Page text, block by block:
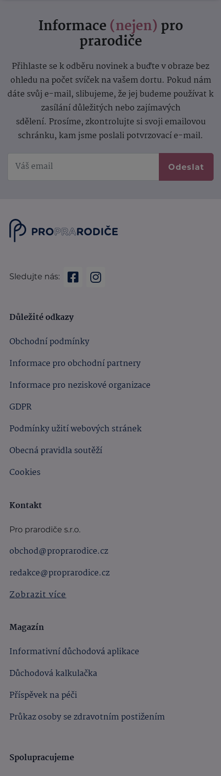
Informace (nejen) pro
prarodiče
Přihlaste se k odběru novinek a buďte v obraze bez
ohledu na počet svíček na vašem dortu. Pokud nám
dáte svůj e-mail, slibujeme, že jej budeme používat k
zasílání důležitých nebo zajímavých
sdělení. Prosíme, zkontrolujte si svoji emailovou
schránku, kam jsme poslali potvrzovací e-mail.
Odeslat
Sledujte nás:
Důležité odkazy
Obchodní podmínky
Informace pro obchodní partnery
Informace pro neziskové organizace
GDPR
Podmínky užití webových stránek
Obecná pravidla soutěží
Cookies
Kontakt
Pro prarodiče s.r.o.
obchod@proprarodice.cz
redakce@proprarodice.cz
Zobrazit více
Magazín
Informativní důchodová aplikace
Důchodová kalkulačka
Příspěvek na péči
Průkaz osoby se zdravotním postižením
Spolupracujeme